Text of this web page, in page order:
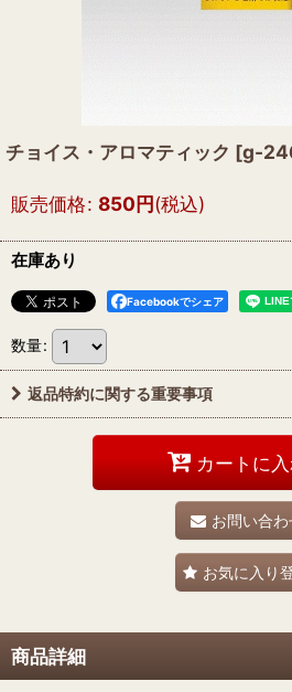
チョイス・アロマティック [g-
販売価格: 850円(税込)
在庫あり
Facebookでシェア
数量:
返品特約に関する重要事項
カートに
お問い合わ
お気に入り
商品詳細